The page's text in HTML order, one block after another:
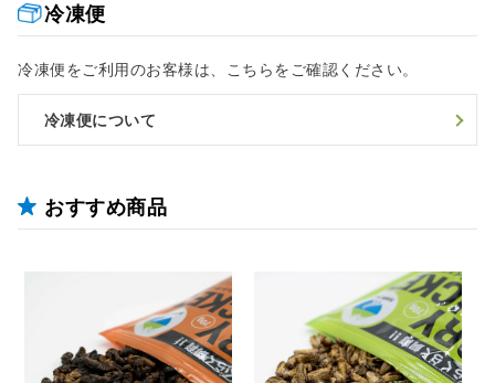
冷凍便
冷凍便をご利用のお客様は、こちらをご確認ください。
冷凍便について
おすすめ商品